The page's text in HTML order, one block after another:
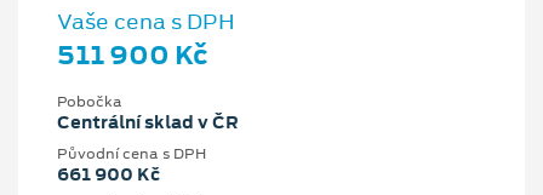
Vaše cena s DPH
511 900 Kč
Pobočka
Centrální sklad v ČR
Původní cena s DPH
661 900 Kč